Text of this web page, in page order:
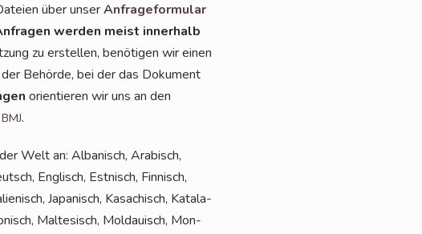
über unserAnfra­ge­for­mu­lar
wer­den meist inner­halb
zu erstel­len, benö­ti­gen wir einen
Behör­de, bei der das Doku­ment
ori­en­tie­ren wir uns an den
BMJ.
Welt an: Alba­nisch, Ara­bisch,
Eng­lisch, Est­nisch, Fin­nisch,
Japa­nisch, Kasa­chisch, Kata­la­
Mal­te­sisch, Mol­dauisch, Mon­